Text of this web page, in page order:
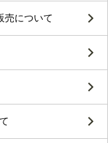
売について